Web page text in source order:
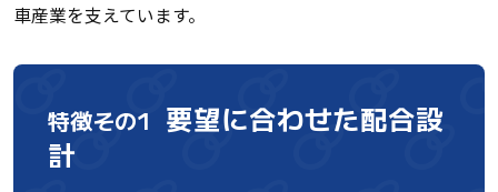
車産業を支えています。
特徴その1 要望に合わせた配合設
計